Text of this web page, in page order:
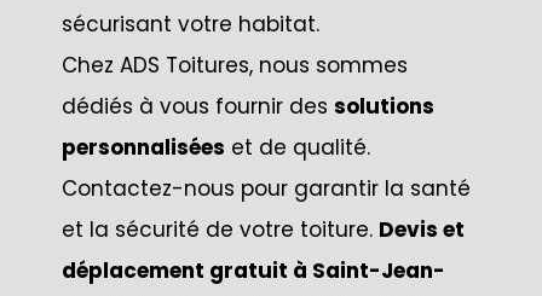
sécurisant votre habitat.
Chez ADS Toitures, nous sommes
dédiés à vous fournir dessolutions
personnalisées et de qualité.
Contactez-nous pour garantir la santé
et la sécurité de votre toiture. Devis et
déplacement gratuit à Saint-Jean-